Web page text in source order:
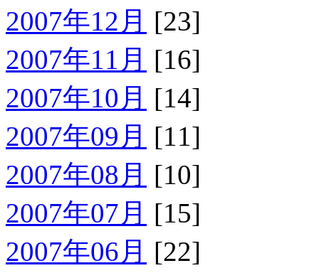
2007年12月 [23]
2007年11月 [16]
2007年10月 [14]
2007年09月 [11]
2007年08月 [10]
2007年07月 [15]
2007年06月 [22]